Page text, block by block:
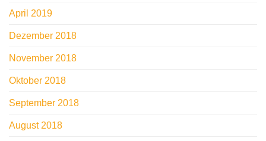
April 2019
Dezember 2018
November 2018
Oktober 2018
September 2018
August 2018